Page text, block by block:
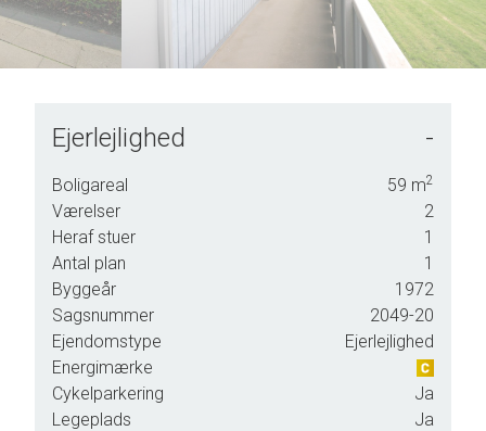
Ejerlejlighed -
Boligareal 59 m2
Værelser
2
Heraf stuer
1
Antal plan
1
Byggeår
1972
Sagsnummer
2049-20
Ejendomstype
Ejerlejlighed
Energimærke
Cykelparkering
Ja
Legeplads
Ja